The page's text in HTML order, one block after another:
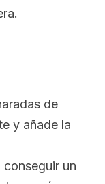
de
y añade la
un